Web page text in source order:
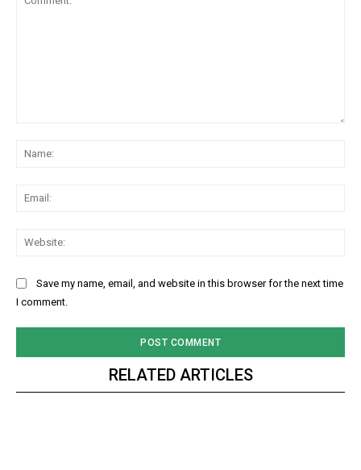
Save my name, email, and website in this browser for the next time
I comment.
RELATED ARTICLES